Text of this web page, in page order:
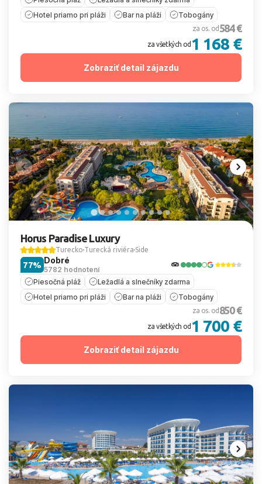
Hotel priamo pri pláži
Bar na pláži Tobogány
za os. od 584 €
za všetkých od 1 168 €
Zobraziť detail zájazdu
Horus Paradise Luxury
Turecko Turecká riviéra Side
Dobré
5782 hodnotení
77%
Piesočná pláž
Ležadlá a slnečníky zdarma
Hotel priamo pri pláži
Bar na pláži Tobogány
za os. od 850 €
za všetkých od 1 700 €
Zobraziť detail zájazdu